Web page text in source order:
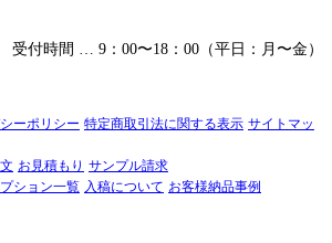
受付時間 … 9：00〜18：00（平日：月〜金）
ーポリシー 特定商取引法に関する表示 サイトマッ
お見積もり サンプル請求
ション一覧 入稿について お客様納品事例